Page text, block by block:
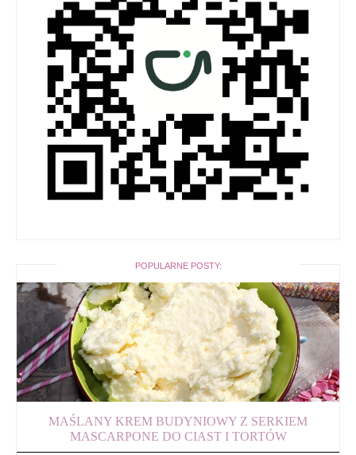
POPULARNE POSTY:
MAŚLANY KREM BUDYNIOWY Z SERKIEM
MASCARPONE DO CIAST I TORTÓW